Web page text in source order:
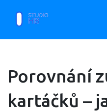
Porovnání
kartáčků –